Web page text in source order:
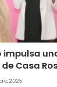
impulsa
Casa
2025